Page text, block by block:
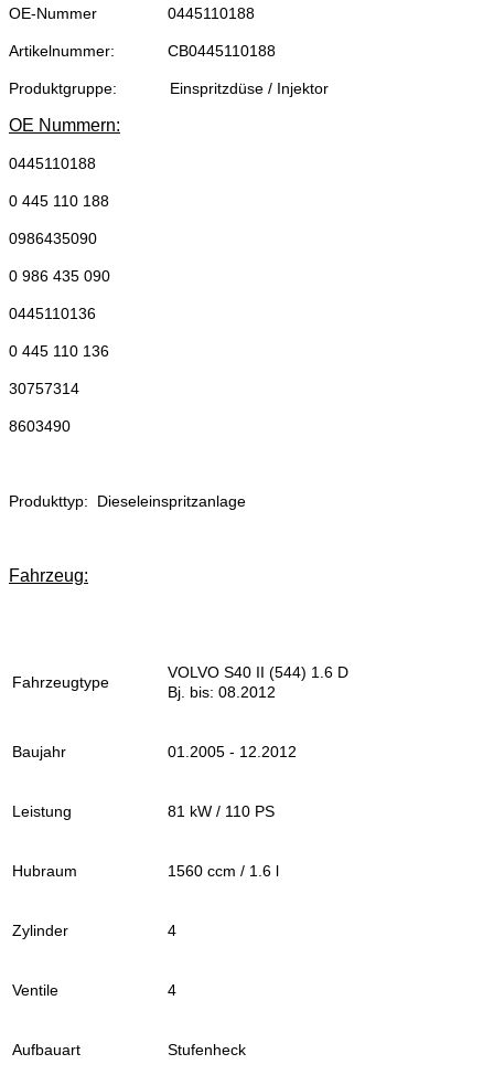
OE-Nummer 0445110188
Artikelnummer: CB0445110188
Produktgruppe: Einspritzdüse / Injektor
OE Nummern:
0445110188
0 445 110 188
0986435090
0 986 435 090
0445110136
0 445 110 136
30757314
8603490
Produkttyp: Dieseleinspritzanlage
Fahrzeug:
Fahrzeugtype
VOLVO S40 II (544) 1.6 D
Bj. bis: 08.2012
Baujahr 01.2005 - 12.2012
Leistung 81 kW / 110 PS
Hubraum 1560 ccm / 1.6 l
Zylinder 4
Ventile 4
Aufbauart Stufenheck